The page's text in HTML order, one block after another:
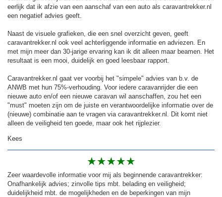
eerlijk dat ik afzie van een aanschaf van een auto als caravantrekker.nl
een negatief advies geeft.
Naast de visuele grafieken, die een snel overzicht geven, geeft
caravantrekker.nl ook veel achterliggende informatie en adviezen. En
met mijn meer dan 30-jarige ervaring kan ik dit alleen maar beamen. Het
resultaat is een mooi, duidelijk en goed leesbaar rapport.
Caravantrekker.nl gaat ver voorbij het "simpele" advies van b.v. de
ANWB met hun 75%-verhouding. Voor iedere caravanrijder die een
nieuwe auto en/of een nieuwe caravan wil aanschaffen, zou het een
"must" moeten zijn om de juiste en verantwoordelijke informatie over de
(nieuwe) combinatie aan te vragen via caravantrekker.nl. Dit komt niet
alleen de veiligheid ten goede, maar ook het rijplezier.
Kees
Zeer waardevolle informatie voor mij als beginnende caravantrekker:
Onafhankelijk advies; zinvolle tips mbt. belading en veiligheid;
duidelijkheid mbt. de mogelijkheden en de beperkingen van mijn